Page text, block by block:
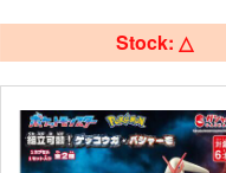
Stock: △